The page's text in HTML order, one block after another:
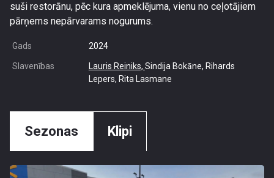
suši restorānu, pēc kura apmeklējuma, vienu no ceļotājiem
pārņems nepārvarams nogurums.
Gads 2024
Slavenības Lauris Reiniks, Sindija Bokāne, Rihards
Lepers, Rita Lasmane
Sezonas Klipi